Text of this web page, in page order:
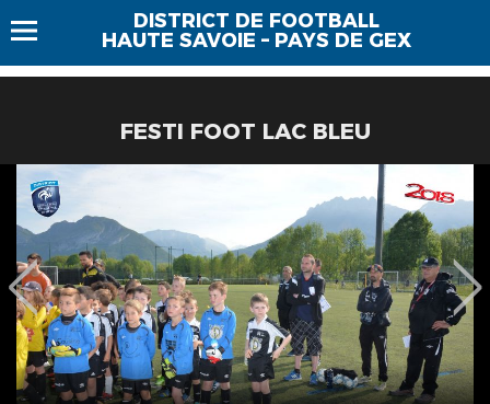
DISTRICT DE FOOTBALL
HAUTE SAVOIE – PAYS DE GEX
FESTI FOOT LAC BLEU